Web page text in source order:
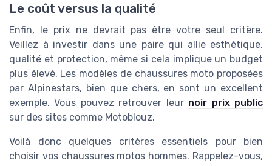
Le coût versus la qualité
Enfin, le prix ne devrait pas être votre seul critère.
Veillez à investir dans une paire qui allie esthétique,
qualité et protection, même si cela implique un budget
plus élevé. Les modèles de chaussures moto proposées
par Alpinestars, bien que chers, en sont un excellent
exemple. Vous pouvez retrouver leur noir prix public
sur des sites comme Motoblouz.
Voilà donc quelques critères essentiels pour bien
choisir vos chaussures motos hommes. Rappelez-vous,